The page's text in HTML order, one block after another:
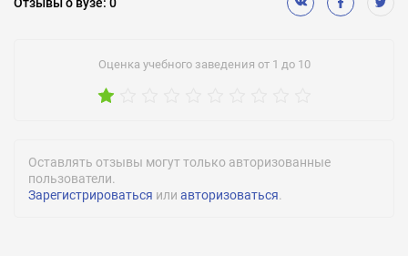
Спортивные секции:
Есть
Оценка учебного заведения от 1 до 10
Оставлять отзывы могут только авторизованные
пользователи.
Зарегистрироваться или авторизоваться.